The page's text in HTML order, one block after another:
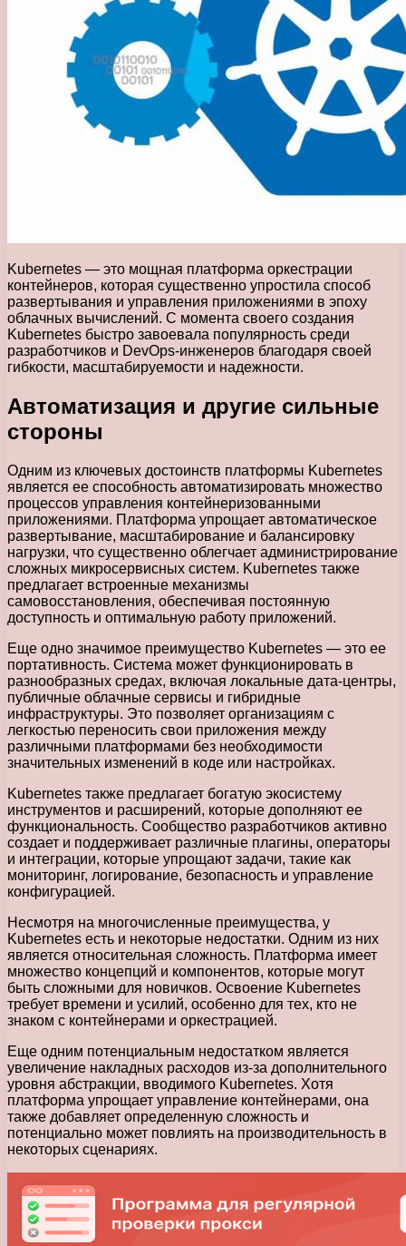
Kubernetes — это мощная платформа оркестрации
контейнеров, которая существенно упростила способ
развертывания и управления приложениями в эпоху
облачных вычислений. С момента своего создания
Kubernetes быстро завоевала популярность среди
разработчиков и DevOps-инженеров благодаря своей
гибкости, масштабируемости и надежности.
Автоматизация и другие сильные
стороны
Одним из ключевых достоинств платформы Kubernetes
является ее способность автоматизировать множество
процессов управления контейнеризованными
приложениями. Платформа упрощает автоматическое
развертывание, масштабирование и балансировку
нагрузки, что существенно облегчает администрирование
сложных микросервисных систем. Kubernetes также
предлагает встроенные механизмы
самовосстановления, обеспечивая постоянную
доступность и оптимальную работу приложений.
Еще одно значимое преимущество Kubernetes — это ее
портативность. Система может функционировать в
разнообразных средах, включая локальные дата-центры,
публичные облачные сервисы и гибридные
инфраструктуры. Это позволяет организациям с
легкостью переносить свои приложения между
различными платформами без необходимости
значительных изменений в коде или настройках.
Kubernetes также предлагает богатую экосистему
инструментов и расширений, которые дополняют ее
функциональность. Сообщество разработчиков активно
создает и поддерживает различные плагины, операторы
и интеграции, которые упрощают задачи, такие как
мониторинг, логирование, безопасность и управление
конфигурацией.
Несмотря на многочисленные преимущества, у
Kubernetes есть и некоторые недостатки. Одним из них
является относительная сложность. Платформа имеет
множество концепций и компонентов, которые могут
быть сложными для новичков. Освоение Kubernetes
требует времени и усилий, особенно для тех, кто не
знаком с контейнерами и оркестрацией.
Еще одним потенциальным недостатком является
увеличение накладных расходов из-за дополнительного
уровня абстракции, вводимого Kubernetes. Хотя
платформа упрощает управление контейнерами, она
также добавляет определенную сложность и
потенциально может повлиять на производительность в
некоторых сценариях.